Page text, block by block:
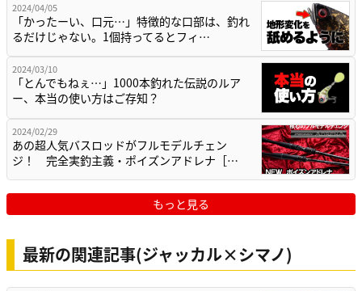
2024/04/05
「かったーい、口元…」特徴的な口部は、釣れ
るだけじゃない。1個持ってるとフィ…
2024/03/10
「とんでもねぇ…」1000本釣れた伝説のルア
ー、本当の使い方はご存知？
2024/02/29
あの超人気バスロッドがフルモデルチェン
ジ！ 完全実釣主義・ポイズンアドレナ［…
もっと見る
最新の関連記事(ジャッカル×シマノ)